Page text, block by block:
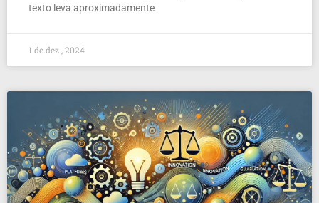
texto leva aproximadamente
1 de dez , 2024